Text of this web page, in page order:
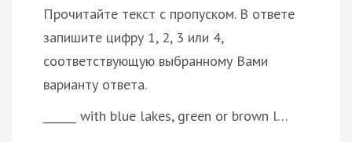
Прочитайте текст с пропуском. В ответе
запишите цифру 1, 2, 3 или 4,
соответствующую выбранному Вами
варианту ответа.
______ with blue lakes, green or brown l…